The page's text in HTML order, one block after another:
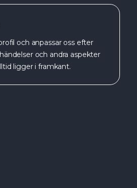
och anpassar oss efter
och andra aspekter
ligger i framkant.